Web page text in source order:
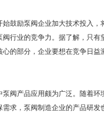
励泵阀企业加大技术投入，
行业的竞争力。据了解，只
的部分，企业要想在竞争日益
产品应用颇为广泛。随着环
求，泵阀制造企业的产品研